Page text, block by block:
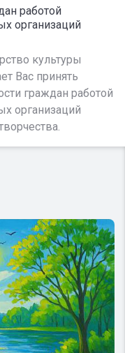
работой
организаций
культуры
Вас принять
граждан работой
организаций